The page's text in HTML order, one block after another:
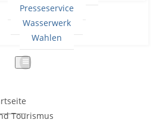
Presseservice
Wasserwerk
Wahlen
Tourismus